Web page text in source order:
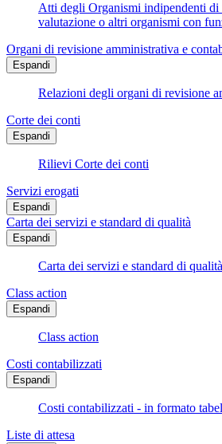
Atti degli Organismi indipendenti di
valutazione o altri organismi con
Organi di revisione amministrativa e
Espandi
Relazioni degli organi di revisione
Corte dei conti
Espandi
Rilievi Corte dei conti
Servizi erogati
Espandi
Carta dei servizi e standard di qualità
Espandi
Carta dei servizi e standard di qualità
Class action
Espandi
Class action
Costi contabilizzati
Espandi
Costi contabilizzati - in formato
Liste di attesa